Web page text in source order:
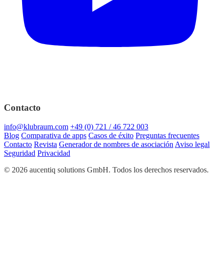
Contacto
info@klubraum.com +49 (0) 721 / 46 722 003
Blog Comparativa de apps Casos de éxito Preguntas frecuentes
Contacto Revista Generador de nombres de asociación Aviso legal
Seguridad Privacidad
© 2026 aucentiq solutions GmbH. Todos los derechos reservados.